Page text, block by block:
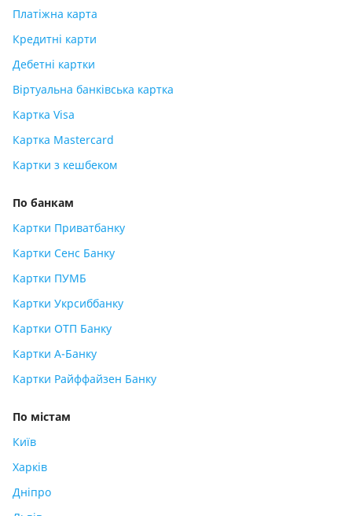
Платіжна карта
Кредитні карти
Дебетні картки
Віртуальна банківська картка
Картка Visa
Картка Mastercard
Картки з кешбеком
По банкам
Картки Приватбанку
Картки Сенс Банку
Картки ПУМБ
Картки Укрсиббанку
Картки ОТП Банку
Картки А-Банку
Картки Райффайзен Банку
По містам
Київ
Харків
Дніпро